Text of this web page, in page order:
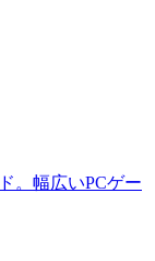
。幅広いPCゲー